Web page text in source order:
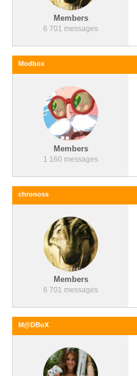
Members
6 701 messages
Modbox
Members
1 160 messages
chronoss
Members
6 701 messages
M@DBoX